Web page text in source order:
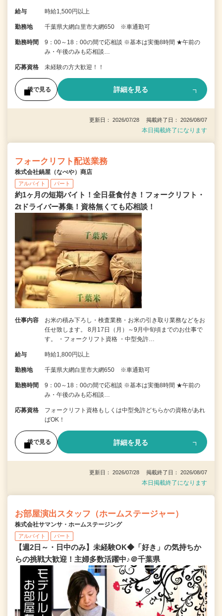
給与 時給1,500円以上
勤務地 千葉県大網白里市大網650 ※車通勤可
勤務時間
9：00～18：00の間で応相談 ※基本は実働8時間 ★午前の
み・午後のみも応相談…
応募資格 未経験の方大歓迎！！
後で見る 詳細を見る
更新日： 2026/07/28 掲載終了日： 2026/08/07
本日掲載終了になります
フォークリフト配送業務
株式会社鍋屋（なべや）商店
アルバイト パート
約1ヶ月の短期バイト！全日昼食付き！フォークリフト・
2tドライバー募集！資格無くても応相談！
仕事内容
お米の積み下ろし・検査業務・お米の引き取り業務などをお
任せ致します。 8月17日（月）～9月中旬頃までのお仕事で
す。 ・フォークリフト資格 ・中型免許…
給与 時給1,800円以上
勤務地 千葉県大網白里市大網650 ※車通勤可
勤務時間
9：00～18：00の間で応相談 ※基本は実働8時間 ★午前の
み・午後のみも応相談…
応募資格
フォークリフト資格もしくは中型免許どちらかの資格があれ
ばOK！
後で見る 詳細を見る
更新日： 2026/07/28 掲載終了日： 2026/08/07
本日掲載終了になります
お部屋演出スタッフ（ホームステージャー）
株式会社サマンサ・ホームステージング
アルバイト パート
【週2日～・日中のみ】未経験OK◆「好き」の気持ちか
らの挑戦大歓迎！主婦多数活躍中♪＠千葉県